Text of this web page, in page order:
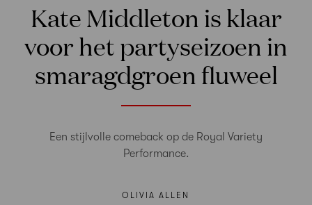
Kate Middleton is klaar
voor het partyseizoen in
smaragdgroen fluweel
Een stijlvolle comeback op de Royal Variety
Performance.
OLIVIA ALLEN